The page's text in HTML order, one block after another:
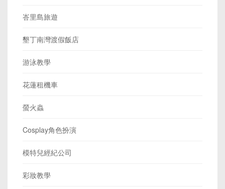
峇里島旅遊
墾丁南灣渡假飯店
游泳教學
花蓮租機車
螢火蟲
Cosplay角色扮演
模特兒經紀公司
彩妝教學